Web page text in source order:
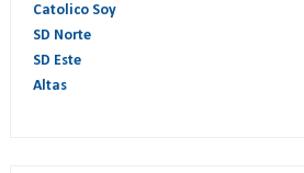
Catolico Soy
SD Norte
SD Este
Altas